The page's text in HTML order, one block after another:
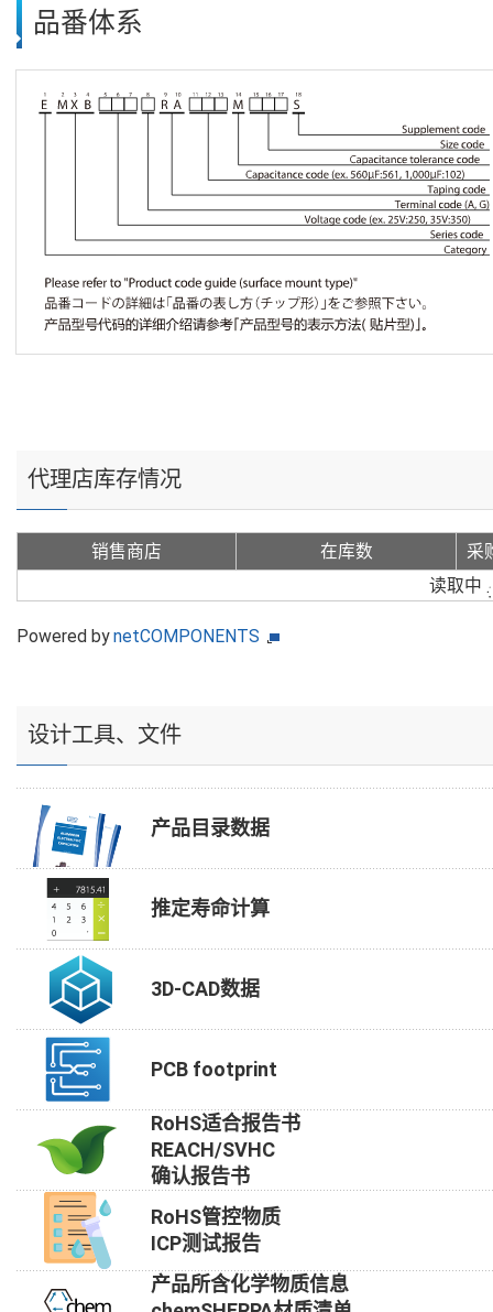
品番体系
代理店库存情况
销售商店 在库数
采
读取中
Powered bynetCOMPONENTS
设计工具、文件
产品目录数据
推定寿命计算
3D-CAD数据
PCB footprint
RoHS适合报告书
REACH/SVHC
确认报告书
RoHS管控物质
ICP测试报告
产品所含化学物质信息